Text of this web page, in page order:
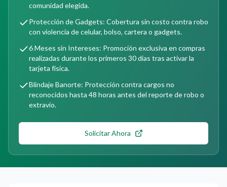
comunidad elegida.
Protección de Gadgets: Cobertura sin costo contra robo
con violencia de celular, bolso, cartera o gadgets.
6 Meses sin Intereses: Promoción exclusiva en compras
realizadas durante los primeros 30 días tras activar la
tarjeta física.
Blindaje Banorte: Protección contra cargos no
reconocidos hasta 48 horas antes del reporte de robo o
extravío.
Solicitar Ahora